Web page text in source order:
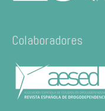
Colaboradores